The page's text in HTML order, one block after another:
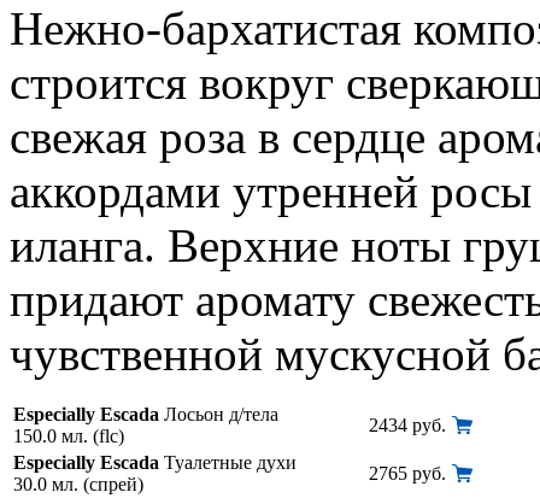
Нежно-бархатистая
строится вокруг
свежая роза в сердце
аккордами утренней
иланга. Верхние ноты
придают аромату
чувственной мускусной
Especially Escada Лосьон д/тела
150.0 мл. (flc)
2434 руб.
Especially Escada Туалетные духи
30.0 мл. (спрей)
2765 руб.